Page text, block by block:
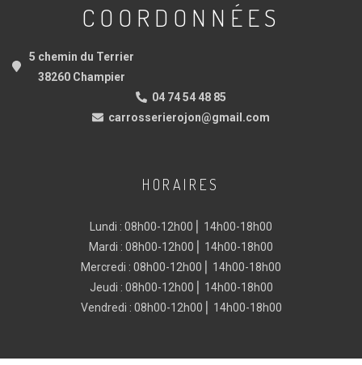
COORDONNÉES
5 chemin du Terrier
38260 Champier
04 74 54 48 85
carrosserierojon@gmail.com
HORAIRES
Lundi : 08h00-12h00 ⎜ 14h00-18h00
Mardi : 08h00-12h00 ⎜ 14h00-18h00
Mercredi : 08h00-12h00 ⎜ 14h00-18h00
Jeudi : 08h00-12h00 ⎜ 14h00-18h00
Vendredi : 08h00-12h00 ⎜ 14h00-18h00